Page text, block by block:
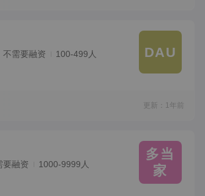
不需要融资 100-499人 DAU
更新：1年前
要融资 1000-9999人
多当
家